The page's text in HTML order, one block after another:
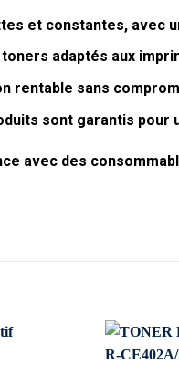
et constantes, avec
adaptés aux
rentable sans
sont garantis pour
avec des